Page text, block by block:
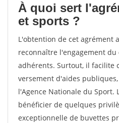
À quoi sert
et sports ?
L'obtention de cet agrément
reconnaître l'engagement
adhérents. Surtout, il facilite
versement d'aides
l'Agence Nationale du Sport.
bénéficier de quelques
exceptionnelle de buvettes